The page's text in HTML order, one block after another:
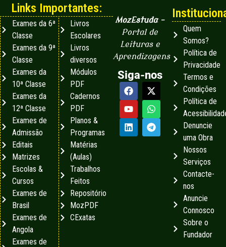
MozEstuda–
Portal de
Leituras e
Aprendizagens
Siga-nos
Quem
Somos?
Política de
Privacidade
Termos e
Condições
Política de
Denuncie
uma Obra
Nossos
Serviços
Contacte-
nos
Anuncie
Connosco
Sobre o
Fundador
Links Importantes:
Exames da 6ª
Classe
Exames da 9ª
Classe
Exames da
10ª Classe
Exames da
12ª Classe
Exames de
Admissão
Editais
Matrizes
Escolas &
Cursos
Exames de
Brasil
Exames de
Angola
Exames de
Livros
Escolares
Livros
diversos
Módulos
PDF
Cadernos
PDF
Planos &
Programas
Matérias
(Aulas)
Trabalhos
Feitos
Repositório
MozPDF
CExatas